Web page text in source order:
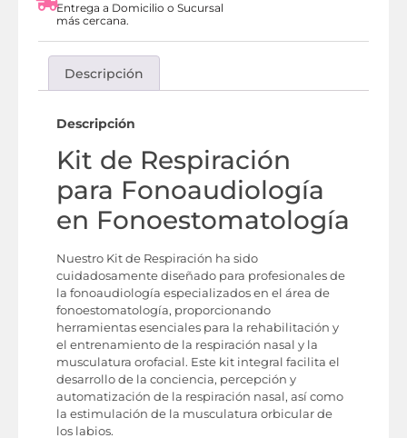
Entrega a Domicilio o Sucursal
más cercana.
Descripción
Descripción
Kit de Respiración
para Fonoaudiología
en Fonoestomatología
Nuestro Kit de Respiración ha sido
cuidadosamente diseñado para profesionales de
la fonoaudiología especializados en el área de
fonoestomatología, proporcionando
herramientas esenciales para la rehabilitación y
el entrenamiento de la respiración nasal y la
musculatura orofacial. Este kit integral facilita el
desarrollo de la conciencia, percepción y
automatización de la respiración nasal, así como
la estimulación de la musculatura orbicular de
los labios.